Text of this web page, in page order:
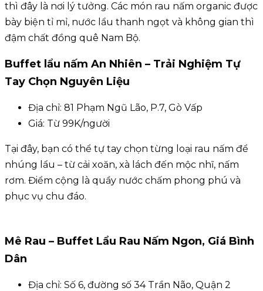
thì đây là nơi lý tưởng. Các món rau nấm organic được
bày biện tỉ mỉ, nước lẩu thanh ngọt và không gian thì
đậm chất đồng quê Nam Bộ.
Buffet lẩu nấm An Nhiên – Trải Nghiệm Tự
Tay Chọn Nguyên Liệu
Địa chỉ: 81 Phạm Ngũ Lão, P.7, Gò Vấp
Giá: Từ 99K/người
Tại đây, bạn có thể tự tay chọn từng loại rau nấm để
nhúng lẩu – từ cải xoăn, xà lách đến mộc nhĩ, nấm
rơm. Điểm cộng là quầy nước chấm phong phú và
phục vụ chu đáo.
Mê Rau – Buffet Lẩu Rau Nấm Ngon, Giá Bình
Dân
Địa chỉ: Số 6, đường số 34 Trần Não, Quận 2